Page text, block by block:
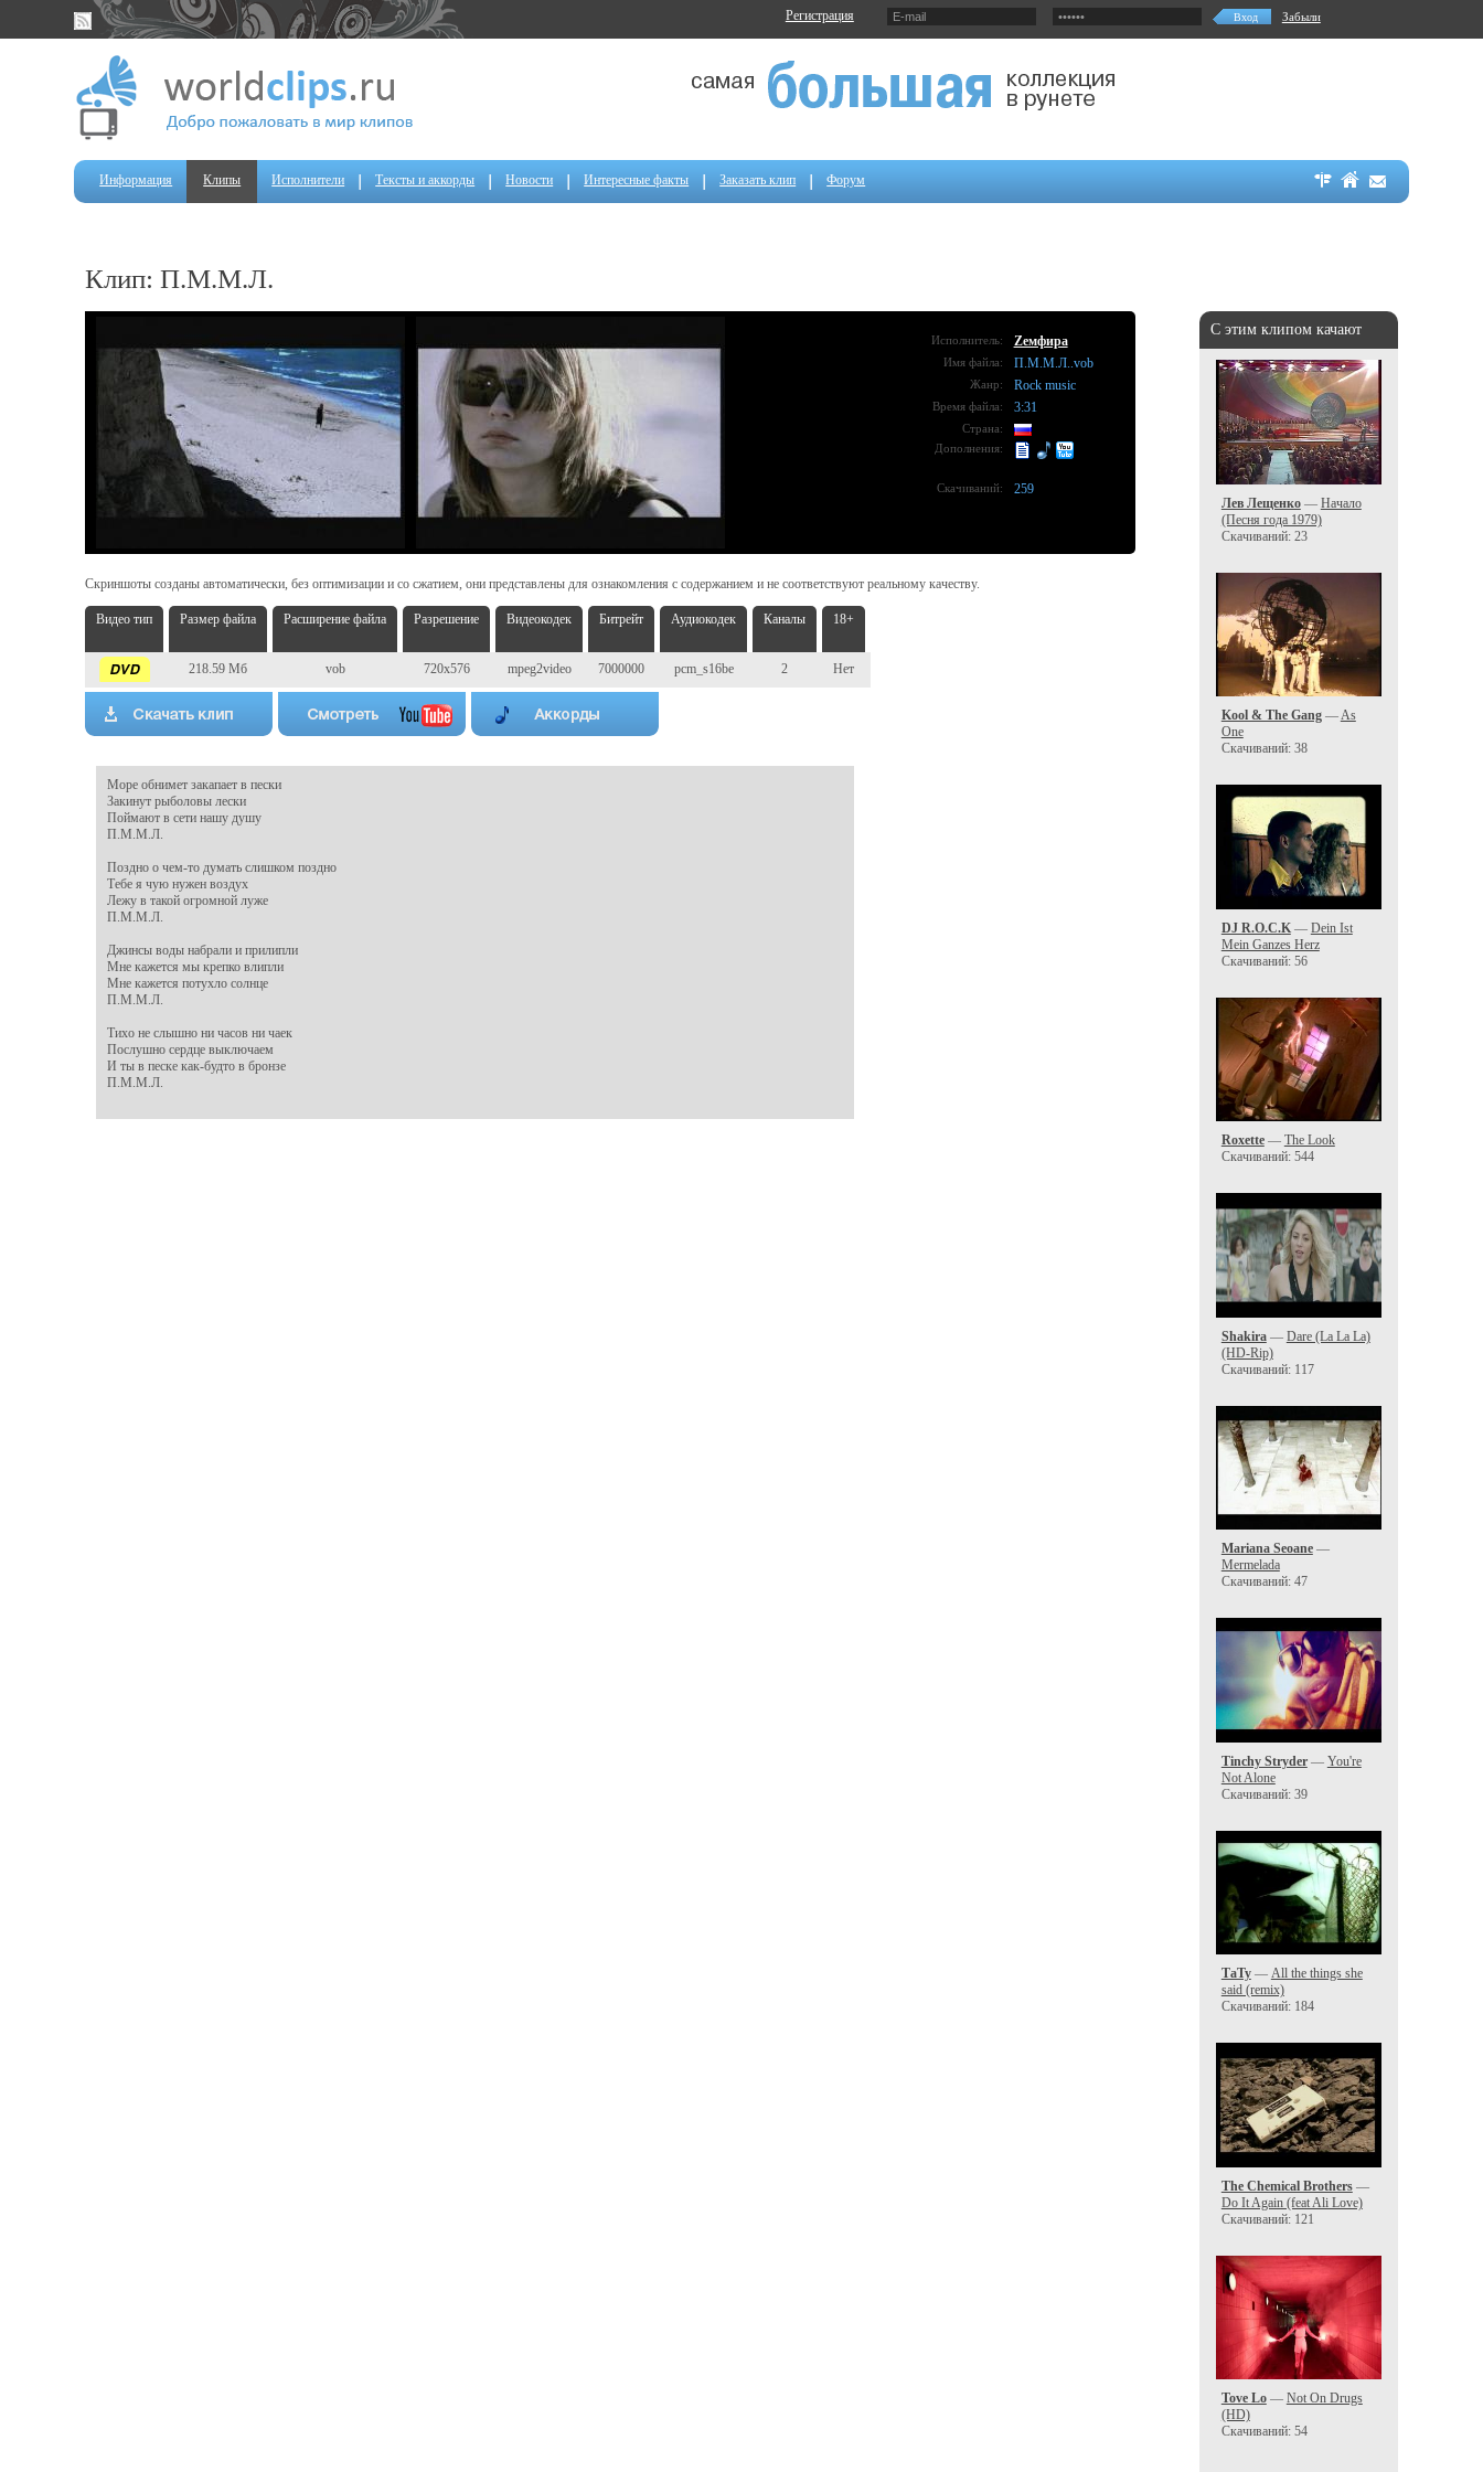
Регистрация Забыли
Информация Клипы Исполнители Тексты и аккорды Новости Интересные факты Заказать клип Форум
Клип: П.М.М.Л.
С этим клипом качают
Лев Лещенко— Начало
(Песня года 1979)
Скачиваний: 23
Kool & The Gang—As
One
Скачиваний: 38
DJ R.O.C.K— Dein Ist
Mein Ganzes Herz
Скачиваний: 56
Roxette— The Look
Скачиваний: 544
Shakira— Dare (La La La)
(HD-Rip)
Скачиваний: 117
Mariana Seoane—
Mermelada
Скачиваний: 47
Tinchy Stryder— You're
Not Alone
Скачиваний: 39
ТаТу— All the things she
said (remix)
Скачиваний: 184
The Chemical Brothers—
Do It Again (feat Ali Love)
Скачиваний: 121
Tove Lo— Not On Drugs
(HD)
Скачиваний: 54
Исполнитель: Zемфира
Имя файла: П.М.М.Л..vob
Жанр: Rock music
Время файла: 3:31
Страна:
Дополнения:
Скачиваний: 259
Скриншоты созданы автоматически, без оптимизации и со сжатием, они представлены для ознакомления с содержанием и не соответствуют реальному качеству.
Видео тип Размер файла Расширение файла Разрешение Видеокодек Битрейт Аудиокодек Каналы 18+
218.59 Мб vob 720x576 mpeg2video 7000000 pcm_s16be 2 Нет
Море обнимет закапает в пески
Закинут рыболовы лески
Поймают в сети нашу душу
П.М.М.Л.
Поздно о чем-то думать слишком поздно
Тебе я чую нужен воздух
Лежу в такой огромной луже
П.М.М.Л.
Джинсы воды набрали и прилипли
Мне кажется мы крепко влипли
Мне кажется потухло солнце
П.М.М.Л.
Тихо не слышно ни часов ни чаек
Послушно сердце выключаем
И ты в песке как-будто в бронзе
П.М.М.Л.